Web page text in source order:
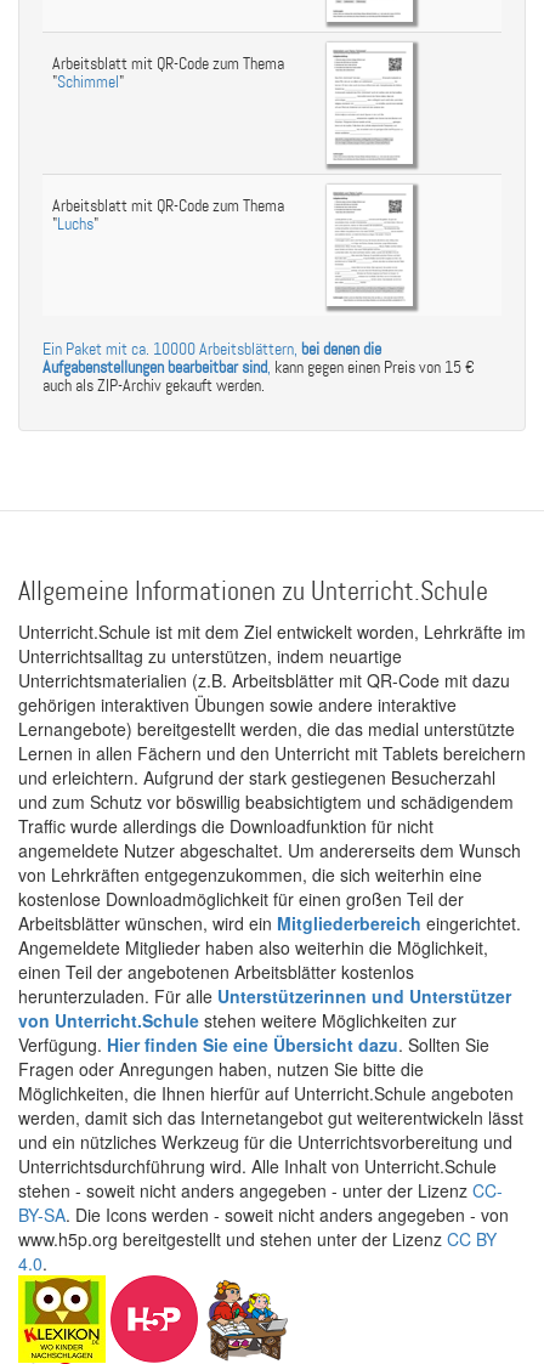
Arbeitsblatt mit QR-Code zum Thema
"Schimmel"
Arbeitsblatt mit QR-Code zum Thema
"Luchs"
Ein Paket mit ca. 10000 Arbeitsblättern, bei denen die
Aufgabenstellungen bearbeitbar sind, kann gegen einen Preis von 15 €
auch als ZIP-Archiv gekauft werden.
Allgemeine Informationen zu Unterricht.Schule
Unterricht.Schule ist mit dem Ziel entwickelt worden, Lehrkräfte im
Unterrichtsalltag zu unterstützen, indem neuartige
Unterrichtsmaterialien (z.B. Arbeitsblätter mit QR-Code mit dazu
gehörigen interaktiven Übungen sowie andere interaktive
Lernangebote) bereitgestellt werden, die das medial unterstützte
Lernen in allen Fächern und den Unterricht mit Tablets bereichern
und erleichtern. Aufgrund der stark gestiegenen Besucherzahl
und zum Schutz vor böswillig beabsichtigtem und schädigendem
Traffic wurde allerdings die Downloadfunktion für nicht
angemeldete Nutzer abgeschaltet. Um andererseits dem Wunsch
von Lehrkräften entgegenzukommen, die sich weiterhin eine
kostenlose Downloadmöglichkeit für einen großen Teil der
Arbeitsblätter wünschen, wird ein Mitgliederbereich eingerichtet.
Angemeldete Mitglieder haben also weiterhin die Möglichkeit,
einen Teil der angebotenen Arbeitsblätter kostenlos
herunterzuladen. Für alle Unterstützerinnen und Unterstützer
von Unterricht.Schule stehen weitere Möglichkeiten zur
Verfügung. Hier finden Sie eine Übersicht dazu. Sollten Sie
Fragen oder Anregungen haben, nutzen Sie bitte die
Möglichkeiten, die Ihnen hierfür auf Unterricht.Schule angeboten
werden, damit sich das Internetangebot gut weiterentwickeln lässt
und ein nützliches Werkzeug für die Unterrichtsvorbereitung und
Unterrichtsdurchführung wird. Alle Inhalt von Unterricht.Schule
stehen - soweit nicht anders angegeben - unter der Lizenz CC-
BY-SA. Die Icons werden - soweit nicht anders angegeben - von
www.h5p.org bereitgestellt und stehen unter der Lizenz CC BY
4.0.